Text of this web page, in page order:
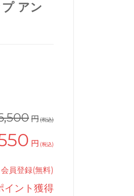
ワコールサルートブラジャー単品
アン
円(税込)
円 (税込)
会員登録(無料)
イント獲得